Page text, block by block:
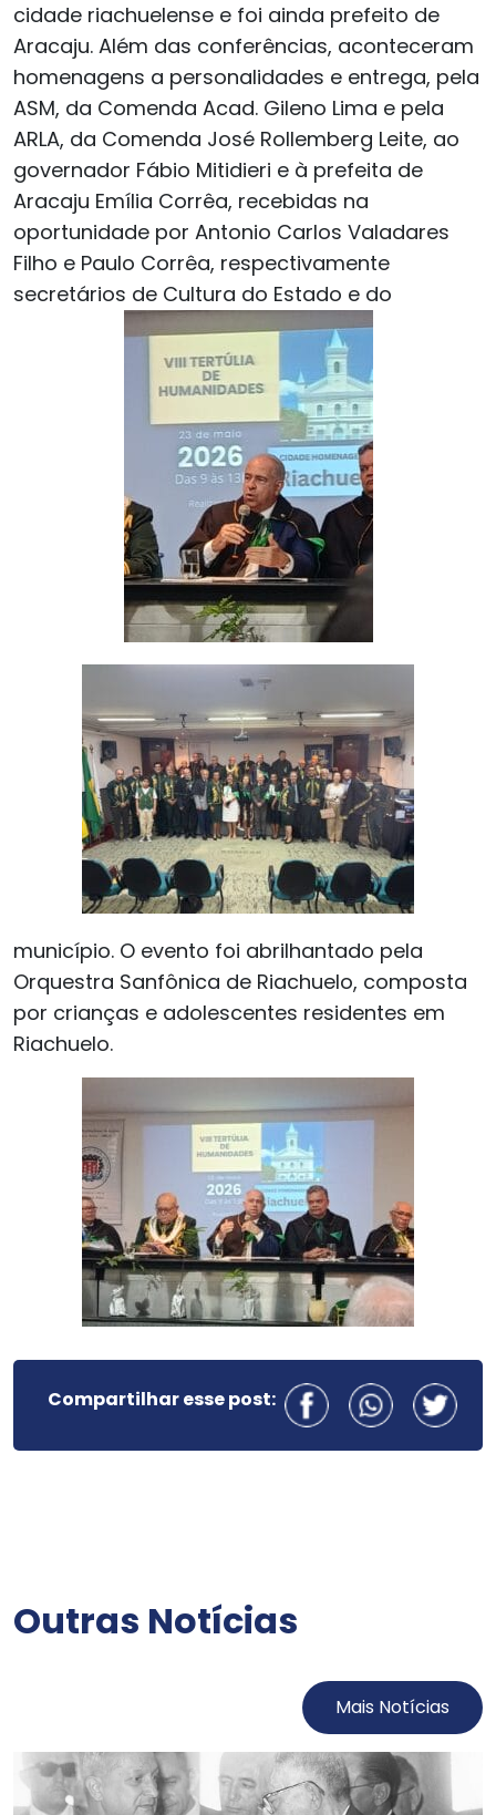
cidade riachuelense e foi ainda prefeito de
Aracaju. Além das conferências, aconteceram
homenagens a personalidades e entrega, pela
ASM, da Comenda Acad. Gileno Lima e pela
ARLA, da Comenda José Rollemberg Leite, ao
governador Fábio Mitidieri e à prefeita de
Aracaju Emília Corrêa, recebidas na
oportunidade por Antonio Carlos Valadares
Filho e Paulo Corrêa, respectivamente
secretários de Cultura do Estado e do
município. O evento foi abrilhantado pela
Orquestra Sanfônica de Riachuelo, composta
por crianças e adolescentes residentes em
Riachuelo.
Compartilhar esse post:
Outras Notícias
Mais Notícias